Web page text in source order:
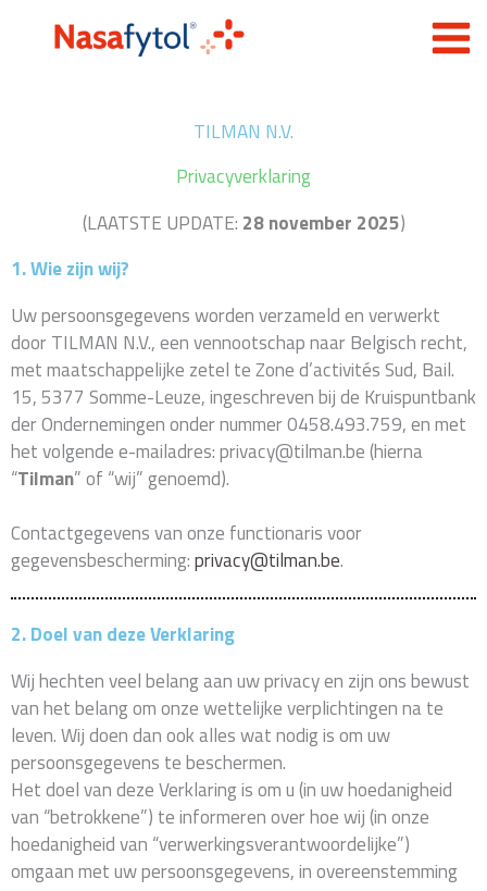
TILMAN N.V.
Privacyverklaring
(LAATSTE UPDATE: 28 november 2025)
1. Wie zijn wij?
Uw persoonsgegevens worden verzameld en verwerkt
door TILMAN N.V., een vennootschap naar Belgisch recht,
met maatschappelijke zetel te Zone d’activités Sud, Bail.
15, 5377 Somme-Leuze, ingeschreven bij de Kruispuntbank
der Ondernemingen onder nummer 0458.493.759, en met
het volgende e-mailadres: privacy@tilman.be (hierna
“Tilman” of “wij” genoemd).
Contactgegevens van onze functionaris voor
gegevensbescherming:privacy@tilman.be.
2. Doel van deze Verklaring
Wij hechten veel belang aan uw privacy en zijn ons bewust
van het belang om onze wettelijke verplichtingen na te
leven. Wij doen dan ook alles wat nodig is om uw
persoonsgegevens te beschermen.
Het doel van deze Verklaring is om u (in uw hoedanigheid
van “betrokkene”) te informeren over hoe wij (in onze
hoedanigheid van “verwerkingsverantwoordelijke”)
omgaan met uw persoonsgegevens, in overeenstemming